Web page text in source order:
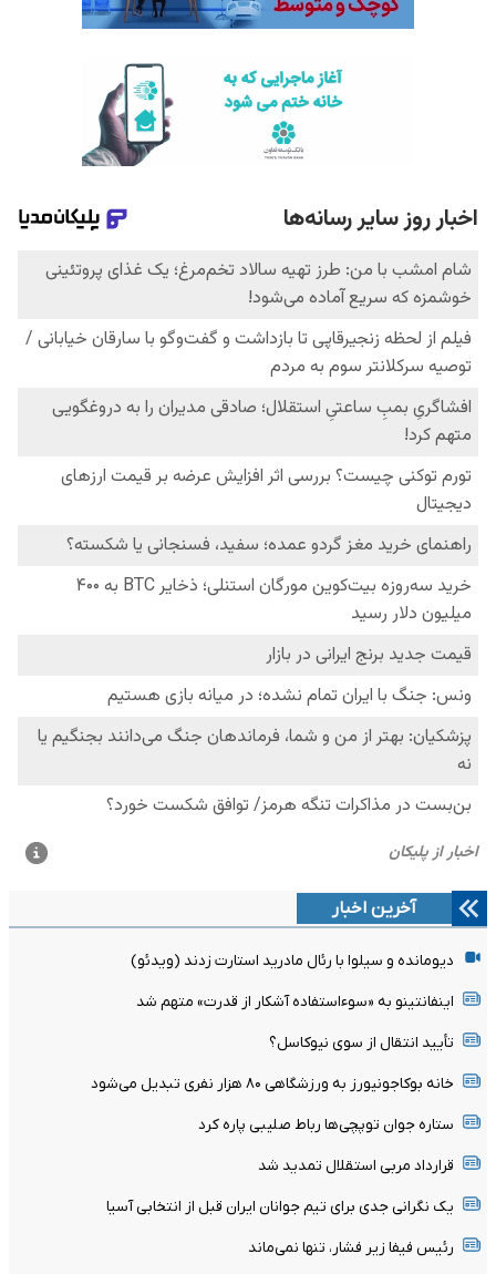
آخرین اخبار
دیومانده و سیلوا با رئال مادرید استارت زدند (ویدئو)
اینفانتینو به «سوءاستفاده آشکار از قدرت» متهم شد
تأیید انتقال از سوی نیوکاسل؟
خانه بوکاجونیورز به ورزشگاهی ۸۰ هزار نفری تبدیل می‌شود
ستاره جوان توپچی‌ها رباط صلیبی پاره کرد
قرارداد مربی استقلال تمدید شد
یک نگرانی جدی برای تیم جوانان ایران قبل از انتخابی آسیا
رئیس فیفا زیر فشار، تنها نمی‌ماند